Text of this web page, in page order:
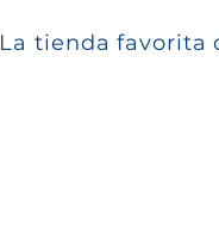
La tienda favorita